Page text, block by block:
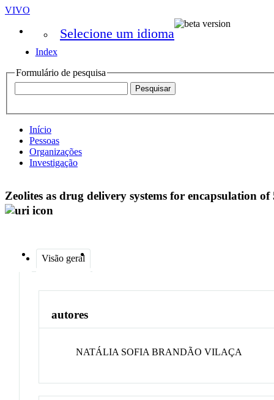
VIVO
Selecione um idioma
Index
Formulário de pesquisa
Início
Pessoas
Organizações
Investigação
Zeolites as drug delivery systems for encapsulation
Visão geral
autores
NATÁLIA SOFIA BRANDÃO VILAÇA